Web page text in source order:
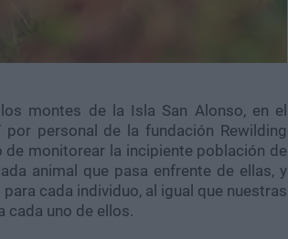
montes de la Isla San Alonso, en el
personal de la fundación Rewilding
monitorear la incipiente población de
animal que pasa enfrente de ellas, y
cada individuo, al igual que nuestras
cada uno de ellos.